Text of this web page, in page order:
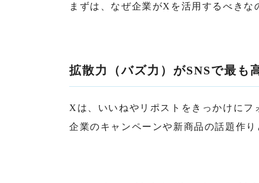
まずは、なぜ企業がXを活用するべきな
拡散力（バズ力）がSNSで最も
Xは、いいねやリポストをきっかけにフ
企業のキャンペーンや新商品の話題作